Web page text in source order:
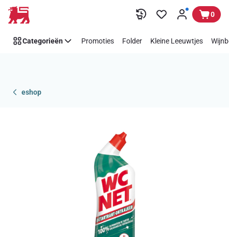
Overslaan 0
Categorieën Promoties Folder Kleine Leeuwtjes
eshop